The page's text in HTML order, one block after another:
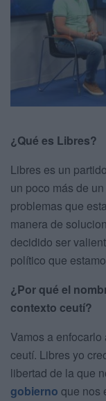
¿Qué es Libres?
Libres es un
un poco más de
problemas que
manera de
decidido ser
político que
¿Por qué el
contexto ceutí?
Vamos a
ceutí. Libres yo
libertad de la que
gobierno que nos